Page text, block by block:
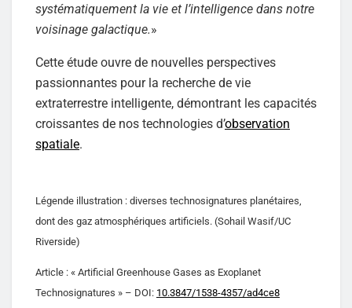
systématiquement la vie et l’intelligence dans notre
voisinage galactique.»
Cette étude ouvre de nouvelles perspectives
passionnantes pour la recherche de vie
extraterrestre intelligente, démontrant les capacités
croissantes de nos technologies d’observation
spatiale.
Légende illustration : diverses technosignatures planétaires,
dont des gaz atmosphériques artificiels. (Sohail Wasif/UC
Riverside)
Article : « Artificial Greenhouse Gases as Exoplanet
Technosignatures » – DOI: 10.3847/1538-4357/ad4ce8